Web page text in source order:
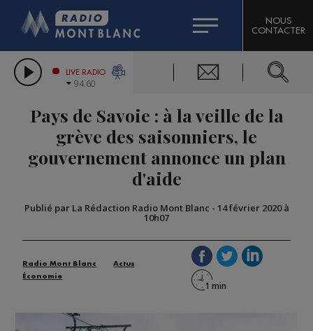
LES CHRONIQUES DE L'EXPERT
CITIZEN MACHINERY
GRAND MASSIF DOMAINES SKIABLES
BIGARD
COMPAGNIE DU MONT-BLANC
NOUS
CONTACTER
LIVE RADIO
94.60
Pays de Savoie : à la veille de la
grève des saisonniers, le
gouvernement annonce un plan
d'aide
Publié par La Rédaction Radio Mont Blanc - 14 février 2020 à
10h07
Radio Mont Blanc
Actus
Économie